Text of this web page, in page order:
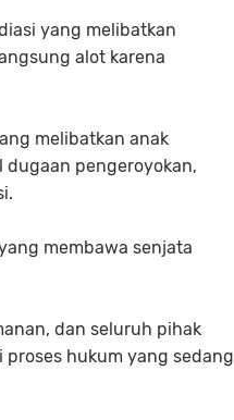
yang melibatkan
alot karena
melibatkan anak
dugaan pengeroyokan,
membawa senjata
dan seluruh pihak
hukum yang sedang